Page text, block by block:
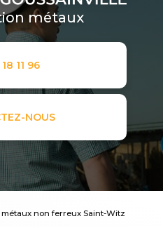
métaux
11 96
NOUS
non ferreux Saint-Witz